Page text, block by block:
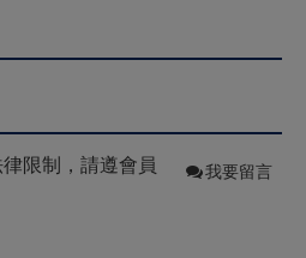
限制，請遵會員
我要留言